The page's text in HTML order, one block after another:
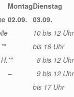
Montag
02.09.
Dienstag
03.09.
– 10 bis 12 Uhr
bis 16 Uhr
** 8 bis 12 Uhr
– 9 bis 12 Uhr
bis 17 Uhr